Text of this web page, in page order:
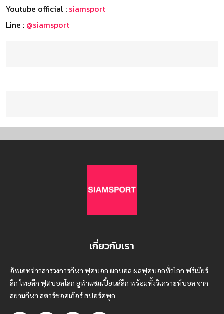
Youtube official : siamsport
Line : @siamsport
เกี่ยวกับเรา
อัพเดทข่าวสารวงการกีฬา ฟุตบอล ผลบอล ผลฟุตบอลทั่วโลก ฟรีเมียร์
ลีก ไทยลีก ฟุตบอลโลก ยูฟ่าแซมเปี้ยนส์ลีก พร้อมทั้งวิเคราะห์บอล จาก
สยามกีฬา สตาร์ชอคเก้อร์ สปอร์ตพูล